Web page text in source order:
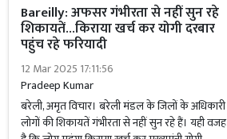
Bareilly: अफसर गंभीरता से नहीं सुन रहे
शिकायतें...किराया खर्च कर योगी दरबार
पहुंच रहे फरियादी
12 Mar 2025 17:11:56
Pradeep Kumar
बरेली, अमृत विचार। बरेली मंडल के जिलों के अधिकारी
लोगों की शिकायतें गंभीरता से नहीं सुन रहे हैं। यही वजह